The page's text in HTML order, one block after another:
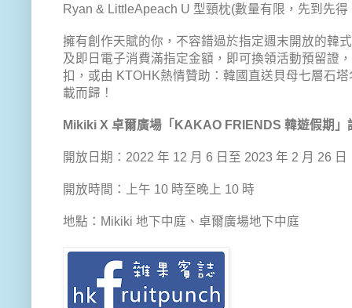
Ryan & LittleApeach U 型頸枕(數量有限，先到先
擁有創作天賦的你，不容錯過於指定週末開放的韓
及即日電子消費滿指定金額，即可換領活動預留證
扣，或由 KTOHK熱情贊助：韓國直送貝母七層石
載而歸！
Mikiki X 卓爾廣場「KAKAO FRIENDS 韓遊假期」
開放日期：2022 年 12 月 6 日至 2023 年 2 月 26 日
開放時間：上午 10 時至晚上 10 時
地點：Mikiki 地下中庭、卓爾廣場地下中庭